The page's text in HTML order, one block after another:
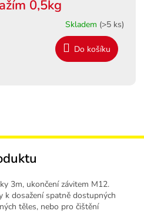
0,5kg
Skladem (>5 ks)
Do košíku
3m, ukončení závitem M12.
k dosažení spatně dostupných
těles, nebo pro čištění